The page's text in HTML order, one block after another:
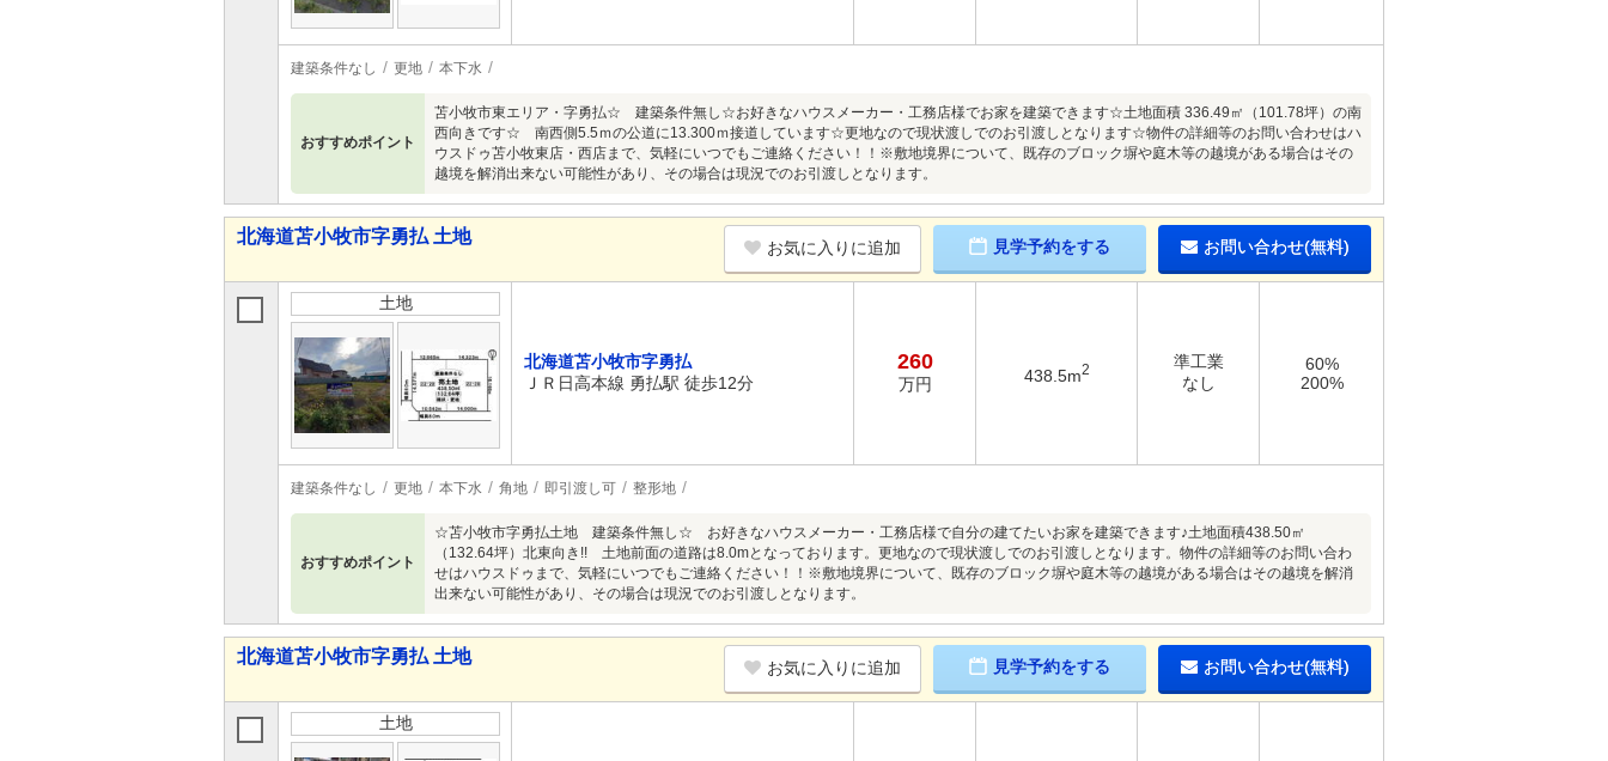
建築条件なし 更地 本下水
おすすめポイント
苫小牧市東エリア・字勇払☆ 建築条件無し☆お好きなハウスメーカー・工務店様でお家を建築できます☆土地面積 336.49㎡（101.78坪）の南
西向きです☆ 南西側5.5ｍの公道に13.300ｍ接道しています☆更地なので現状渡しでのお引渡しとなります☆物件の詳細等のお問い合わせはハ
ウスドゥ苫小牧東店・西店まで、気軽にいつでもご連絡ください！！※敷地境界について、既存のブロック塀や庭木等の越境がある場合はその
越境を解消出来ない可能性があり、その場合は現況でのお引渡しとなります。
北海道苫小牧市字勇払 土地
お気に入りに追加 見学予約をする お問い合わせ(無料)
土地
北海道苫小牧市字勇払
ＪＲ日高本線 勇払駅 徒歩12分
260
万円 438.5m2
準工業
なし
60%
200%
建築条件なし 更地 本下水 角地 即引渡し可 整形地
おすすめポイント
☆苫小牧市字勇払土地 建築条件無し☆ お好きなハウスメーカー・工務店様で自分の建てたいお家を建築できます♪土地面積438.50㎡
（132.64坪）北東向き!! 土地前面の道路は8.0mとなっております。更地なので現状渡しでのお引渡しとなります。物件の詳細等のお問い合わ
せはハウスドゥまで、気軽にいつでもご連絡ください！！※敷地境界について、既存のブロック塀や庭木等の越境がある場合はその越境を解消
出来ない可能性があり、その場合は現況でのお引渡しとなります。
北海道苫小牧市字勇払 土地
お気に入りに追加 見学予約をする お問い合わせ(無料)
土地